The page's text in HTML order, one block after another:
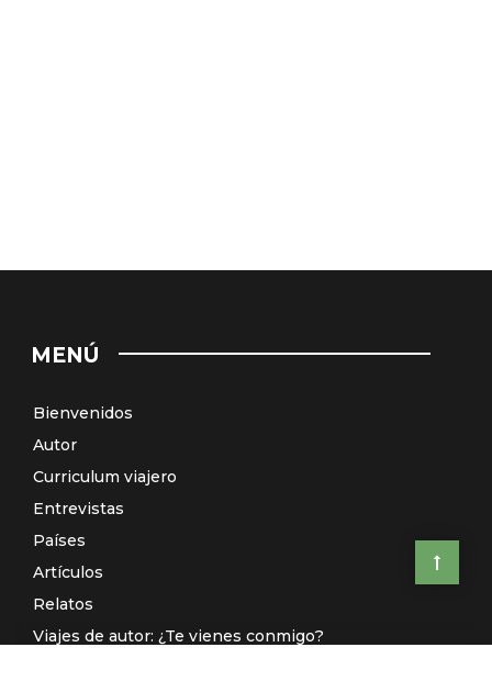
MENÚ
Bienvenidos
Autor
Curriculum viajero
Entrevistas
Países
Artículos
Relatos
Viajes de autor: ¿Te vienes conmigo?